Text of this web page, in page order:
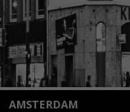
AMSTERDAM